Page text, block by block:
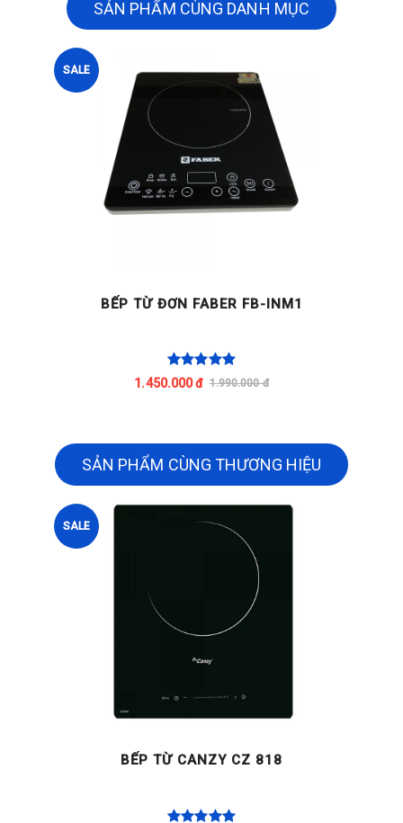
SẢN PHẨM CÙNG DANH MỤC
SALE
BẾP TỪ ĐƠN FABER FB-INM1
1.450.000 đ 1.990.000 đ
SẢN PHẨM CÙNG THƯƠNG HIỆU
SALE
BẾP TỪ CANZY CZ 818